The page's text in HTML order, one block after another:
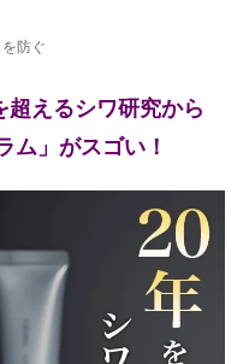
防ぐ
えるシワ研究から
」がスゴい！